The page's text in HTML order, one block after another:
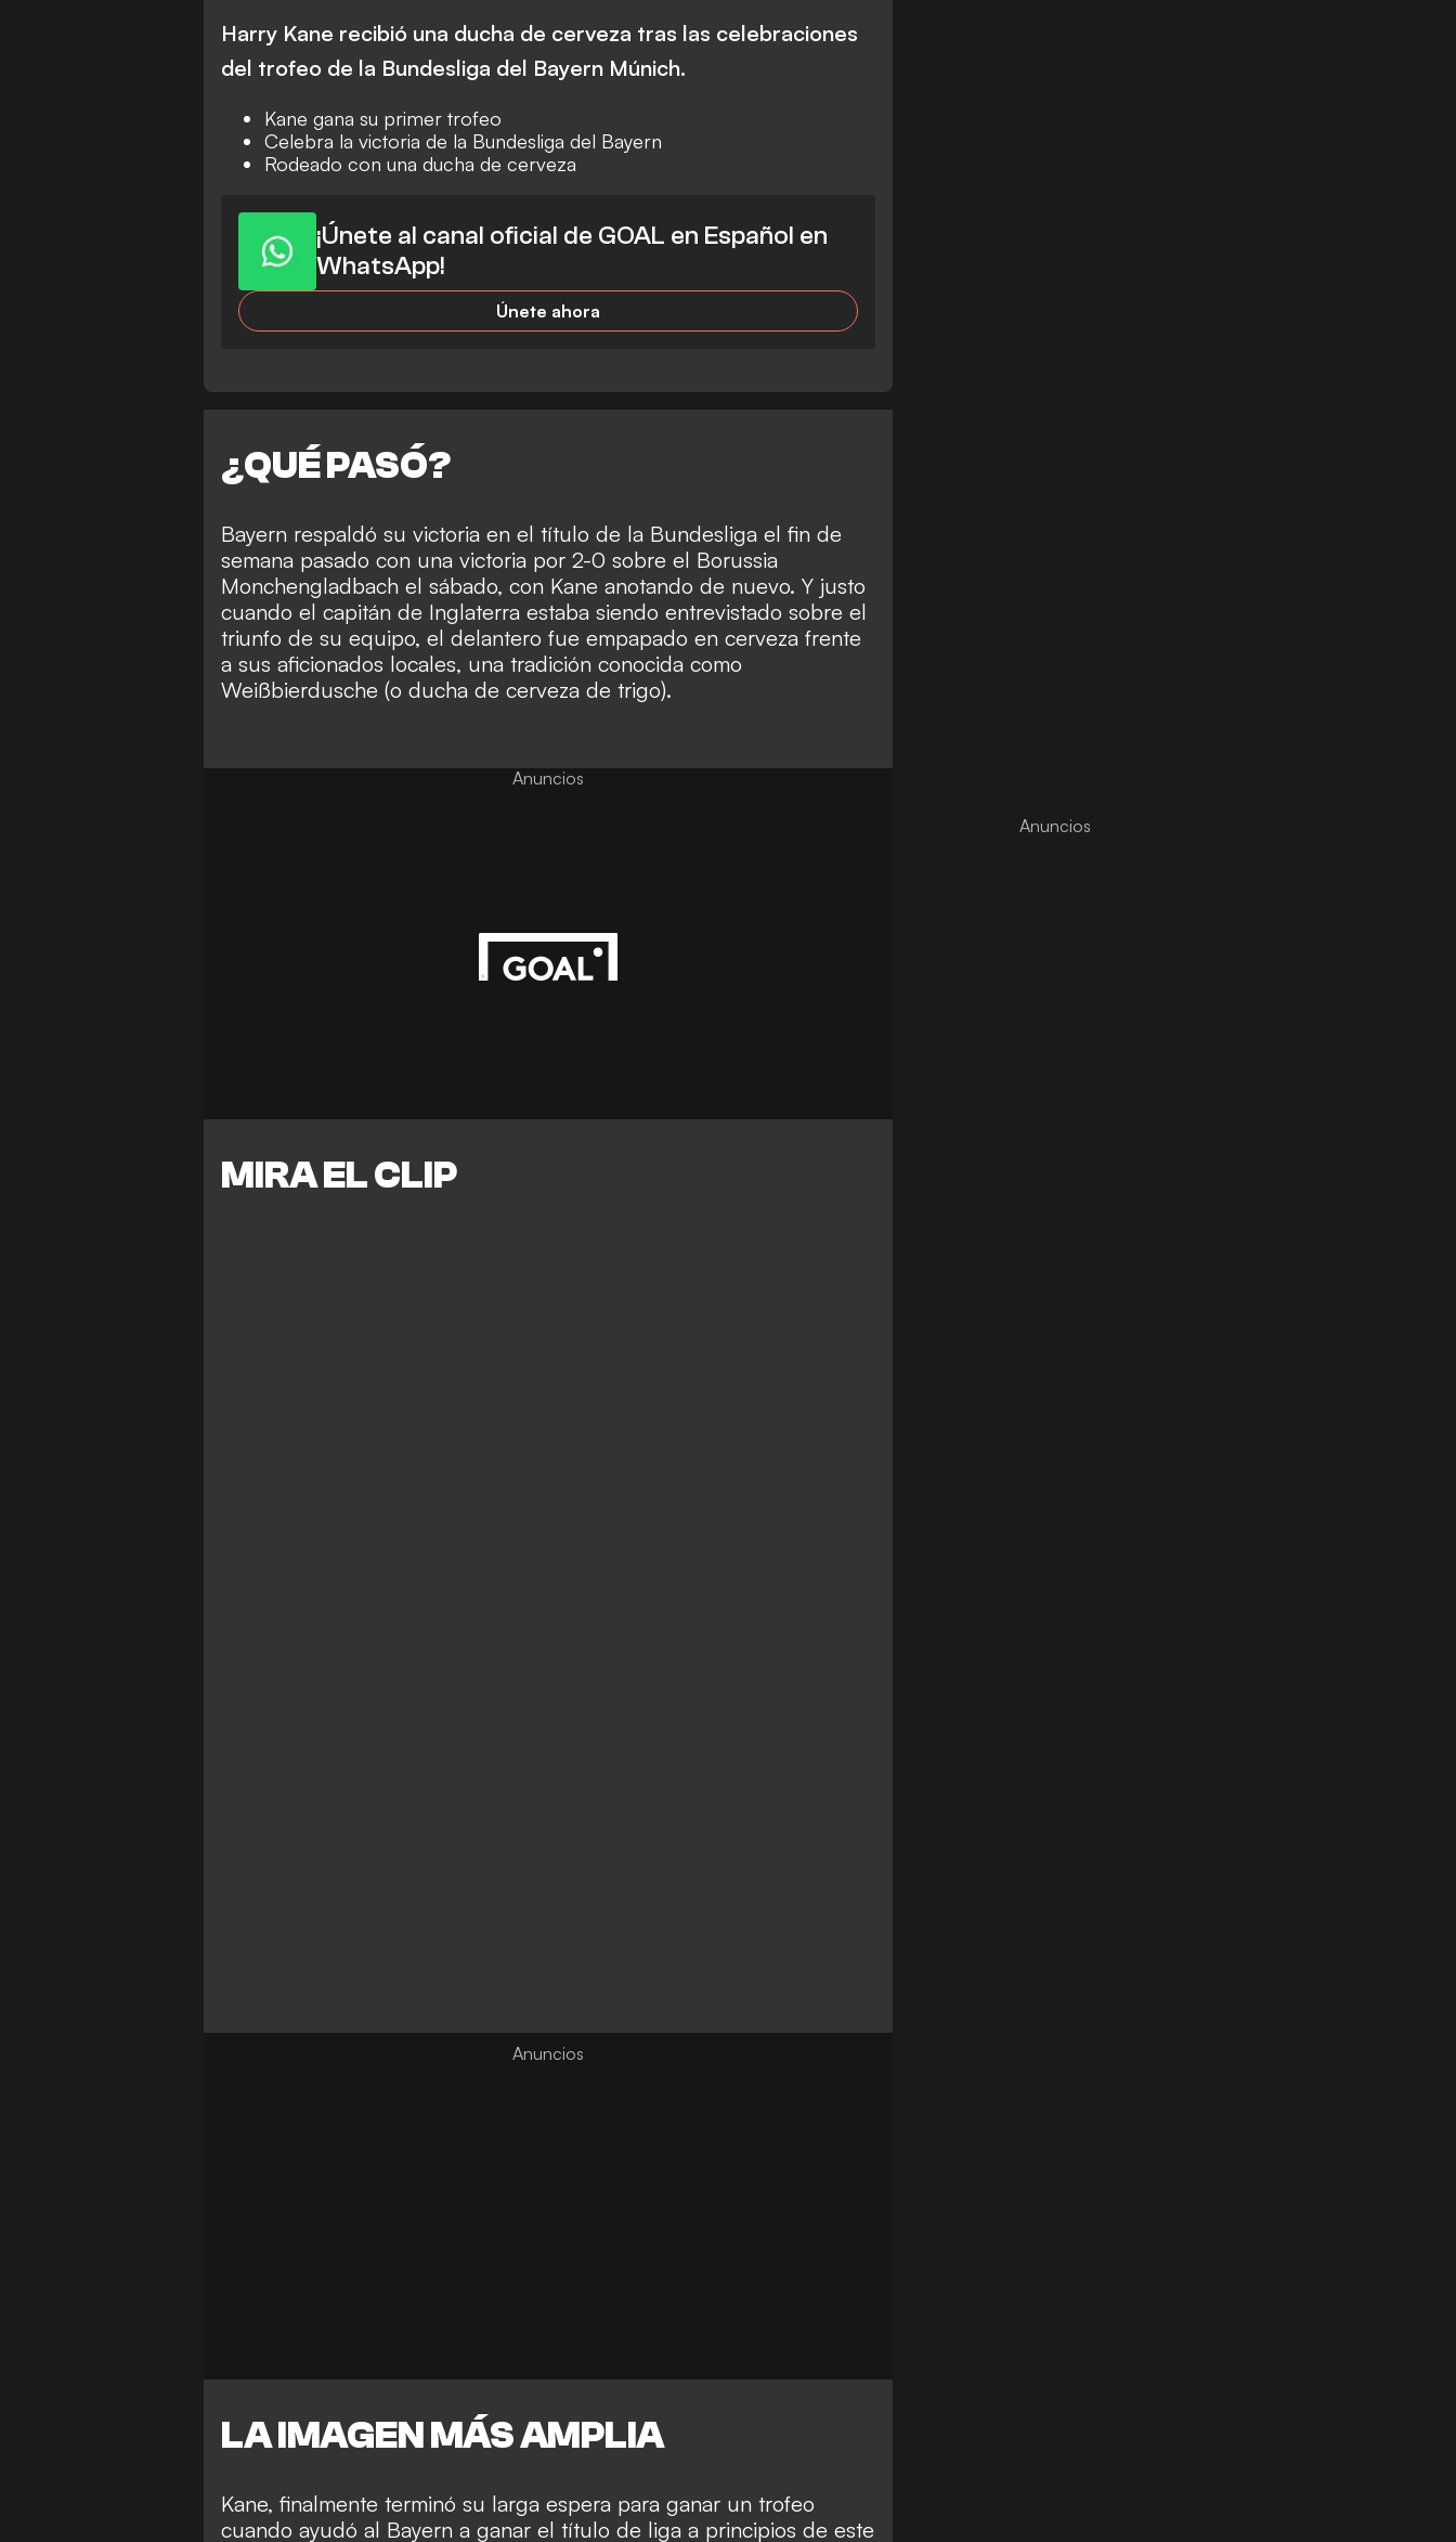
Harry Kane recibió una ducha de cerveza tras las celebraciones
del trofeo de la Bundesliga del Bayern Múnich.
Kane gana su primer trofeo
Celebra la victoria de la Bundesliga del Bayern
Rodeado con una ducha de cerveza
¡Únete al canal oficial de GOAL en Español en
WhatsApp!
Únete ahora
¿QUÉ PASÓ?
Bayern respaldó su victoria en el título de la Bundesliga el fin de
semana pasado con una victoria por 2-0 sobre el Borussia
Monchengladbach el sábado, con Kane anotando de nuevo. Y justo
cuando el capitán de Inglaterra estaba siendo entrevistado sobre el
triunfo de su equipo, el delantero fue empapado en cerveza frente
a sus aficionados locales, una tradición conocida como
Weißbierdusche (o ducha de cerveza de trigo).
Anuncios
MIRA EL CLIP
LA IMAGEN MÁS AMPLIA
Kane, finalmente terminó su larga espera para ganar un trofeo
cuando ayudó al Bayern a ganar el título de liga a principios de este